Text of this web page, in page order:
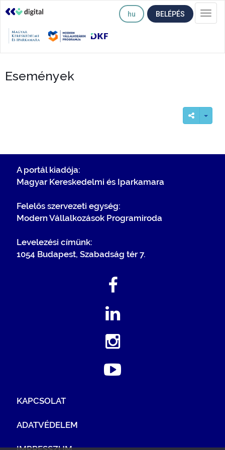
hu BELÉPÉS
Események
A portál kiadója:
Magyar Kereskedelmi és Iparkamara
Felelős szervezeti egység:
Modern Vállalkozások Programiroda
Levelezési címünk:
1054 Budapest, Szabadság tér 7.
KAPCSOLAT
ADATVÉDELEM